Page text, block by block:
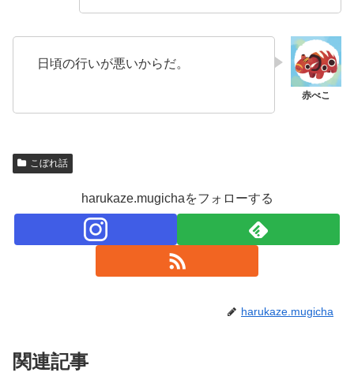
日頃の行いが悪いからだ。
こぼれ話
harukaze.mugichaをフォローする
harukaze.mugicha
関連記事